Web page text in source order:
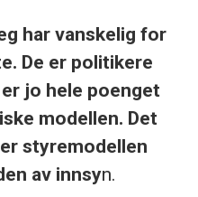
har vanskelig for
De er politikere
jo hele poenget
modellen. Det
styremodellen
av innsyn.